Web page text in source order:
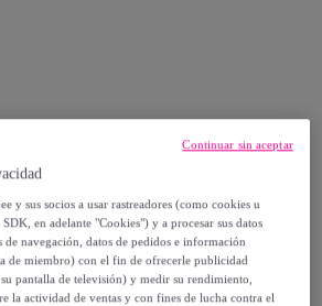
y sus socios a usar rastreadores (como cookies u
en adelante "Cookies") y a procesar sus datos
de navegación, datos de pedidos e información
de miembro) con el fin de ofrecerle publicidad
pantalla de televisión) y medir su rendimiento,
la actividad de ventas y con fines de lucha contra el
Continuar sin aceptar